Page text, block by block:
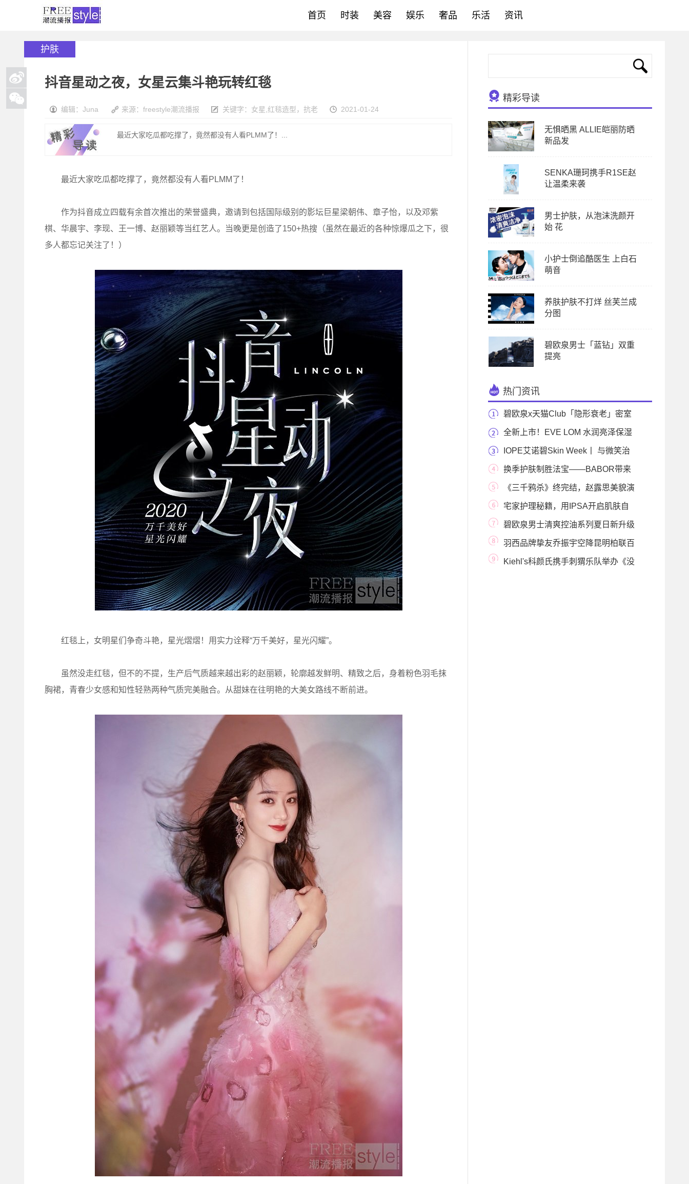
首页 时装 美容 娱乐 奢品 乐活 资讯
护肤
抖音星动之夜，女星云集斗艳玩转红毯
编辑：Juna 来源：freestyle潮流播报 关键字： 女星 红毯造型，抗老 2021-01-24
最近大家吃瓜都吃撑了，竟然都没有人看PLMM了！...
最近大家吃瓜都吃撑了，竟然都没有人看PLMM了！
作为抖音成立四载有余首次推出的荣誉盛典，邀请到包括国际级别的影坛巨星梁朝伟、章子怡，以及邓紫
棋、华晨宇、李现、王一博、赵丽颖等当红艺人。当晚更是创造了150+热搜（虽然在最近的各种惊爆瓜之下，很
多人都忘记关注了！）
红毯上，女明星们争奇斗艳，星光熠熠！用实力诠释“万千美好，星光闪耀”。
虽然没走红毯，但不的不提， 生产后气质越来越出彩的赵丽颖，轮廓越发鲜明、精致之后，身着粉色羽毛抹
胸裙，青春少女感和知性轻熟两种气质完美融合。从甜妹在往明艳的大美女路线不断前进。
精彩导读
无惧晒黑 ALLIE皑丽防晒
新品发
SENKA珊珂携手R1SE赵
让温柔来袭
男士护肤，从泡沫洗颜开
始 花
小护士倒追酷医生 上白石
萌音
养肤护肤不打烊 丝芙兰成
分图
碧欧泉男士「蓝钻」双重
提亮
热门资讯
碧欧泉x天猫Club「隐形衰老」密室
大逃脱 即刻预
全新上市！EVE LOM 水润亮泽保湿
面霜 IOPE艾诺碧Skin Week丨 与微笑治
愈大使章若楠一起逆
换季护肤制胜法宝——BABOR带来
肌肤水润清爽的独
《三千鸦杀》终完结，赵露思美貌演
技俱佳！宅家护理秘籍，用IPSA开启肌肤自
律新生碧欧泉男士清爽控油系列夏日新升级
控油新搭配
羽西品牌挚友乔振宇空降昆明柏联百
盛 大胆宣言
Kiehl's科颜氏携手刺猬乐队举办《没